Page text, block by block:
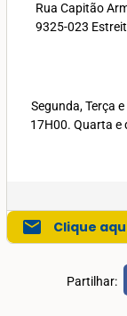
Rua Capitão
9325-023
Segunda, Terça
17H00. Quarta e
mail Clique
Partilhar: